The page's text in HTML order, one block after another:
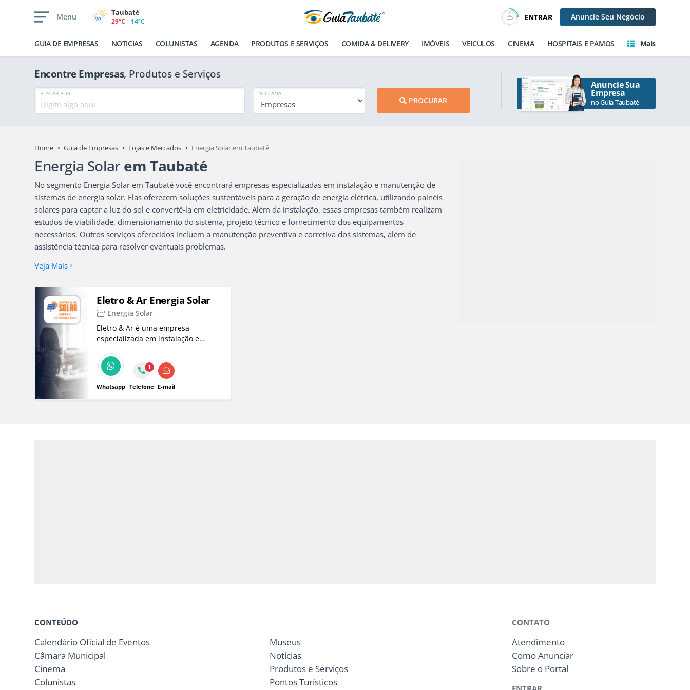
Menu Taubaté
29ºC 14ºC ENTRAR Anuncie Seu Negócio
GUIA DE EMPRESAS NOTICIAS COLUNISTAS AGENDA PRODUTOS E SERVIÇOS COMIDA & DELIVERY IMÓVEIS VEICULOS CINEMA HOSPITAIS E PAMOS Mais
Encontre Empresas, Produtos e Serviços
BUSCAR POR NO CANAL
PROCURAR
Anuncie Sua
Empresa
no Guia Taubaté
Home Guia de Empresas Lojas e Mercados Energia Solar em Taubaté
Energia Solarem Taubaté
No segmento Energia Solar em Taubaté você encontrará empresas especializadas em instalação e manutenção de
sistemas de energia solar. Elas oferecem soluções sustentáveis para a geração de energia elétrica, utilizando painéis
solares para captar a luz do sol e convertê-la em eletricidade. Além da instalação, essas empresas também realizam
estudos de viabilidade, dimensionamento do sistema, projeto técnico e fornecimento dos equipamentos
necessários. Outros serviços oferecidos incluem a manutenção preventiva e corretiva dos sistemas, além de
assistência técnica para resolver eventuais problemas.
Veja Mais
Eletro & Ar Energia Solar
Energia Solar
Eletro & Ar é uma empresa
especializada em instalação e
Solar em Taubaté!
Whatsapp
1
Telefone E-mail
CONTEÚDO
Calendário Oficial de Eventos
Câmara Municipal
Cinema
Colunistas
Museus
Notícias
Produtos e Serviços
Pontos Turísticos
CONTATO
Atendimento
Como Anunciar
Sobre o Portal